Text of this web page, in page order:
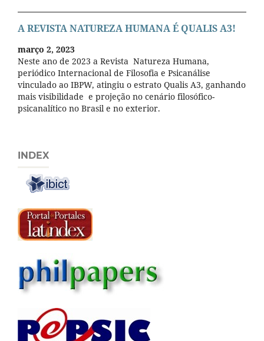
A REVISTA NATUREZA HUMANA É QUALIS A3!
março 2, 2023
Neste ano de 2023 a Revista Natureza Humana,
periódico Internacional de Filosofia e Psicanálise
vinculado ao IBPW, atingiu o estrato Qualis A3, ganhando
mais visibilidade e projeção no cenário filosófico-
psicanalítico no Brasil e no exterior.
INDEX